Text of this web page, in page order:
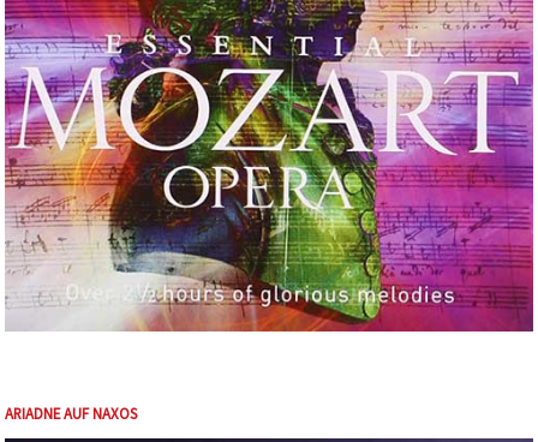
ARIADNE AUF NAXOS